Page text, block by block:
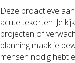
Deze proactieve
acute tekorten. Je
projecten of
planning maak je
mensen nodig hebt